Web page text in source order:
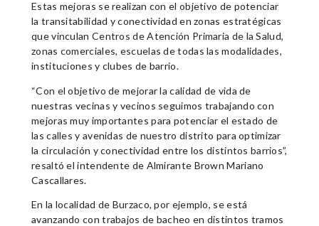
Estas mejoras se realizan con el objetivo de potenciar
la transitabilidad y conectividad en zonas estratégicas
que vinculan Centros de Atención Primaria de la Salud,
zonas comerciales, escuelas de todas las modalidades,
instituciones y clubes de barrio.
“Con el objetivo de mejorar la calidad de vida de
nuestras vecinas y vecinos seguimos trabajando con
mejoras muy importantes para potenciar el estado de
las calles y avenidas de nuestro distrito para optimizar
la circulación y conectividad entre los distintos barrios”,
resaltó el intendente de Almirante Brown Mariano
Cascallares.
En la localidad de Burzaco, por ejemplo, se está
avanzando con trabajos de bacheo en distintos tramos